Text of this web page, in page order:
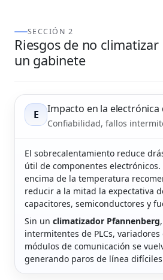
SECCIÓN 2
Riesgos de no
un gabinete
E Impacto en la electrónica
Confiabilidad, fallos
El sobrecalentamiento reduce
útil de componentes electrónicos.
encima de la temperatura
reducir a la mitad la expectativa
capacitores, semiconductores y
Sin un climatizador Pfannenberg
intermitentes de PLCs,
módulos de comunicación se
generando paros de línea